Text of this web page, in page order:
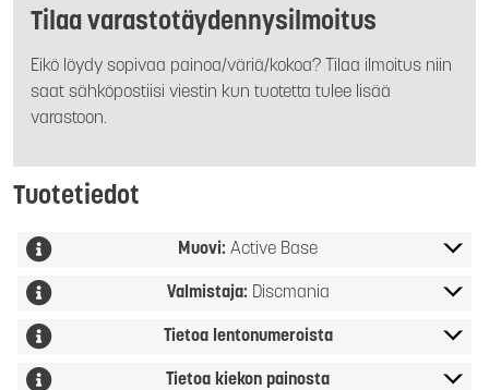
Tilaa varastotäydennysilmoitus
Eikö löydy sopivaa painoa/väriä/kokoa? Tilaa ilmoitus niin
saat sähköpostiisi viestin kun tuotetta tulee lisää
varastoon.
Tuotetiedot
Muovi: Active Base
Valmistaja: Discmania
Tietoa lentonumeroista
Tietoa kiekon painosta